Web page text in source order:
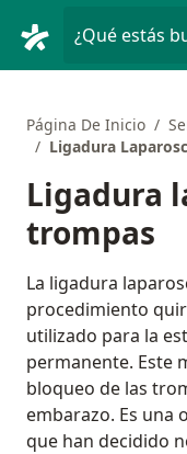
¿Qué estás
Página De Inicio
Ligadura
Ligadura
trompas
La ligadura
procedimiento
utilizado para la
permanente. Este
bloqueo de las
embarazo. Es una
que han decidido